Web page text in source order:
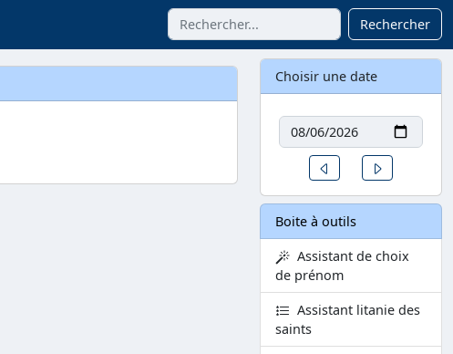
Rechercher
Choisir une date
Date
Un jour avant
Boite à outils
Assistant de choix
de prénom
Assistant litanie des
saints